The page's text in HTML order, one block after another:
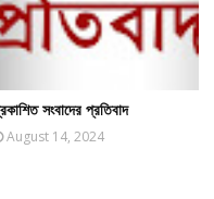
সংবাদের প্রতিবাদ
August 14, 2024